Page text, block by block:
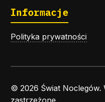
Informacje
Polityka prywatności
© 2026 Świat Noclegów.
zastrzeżone.